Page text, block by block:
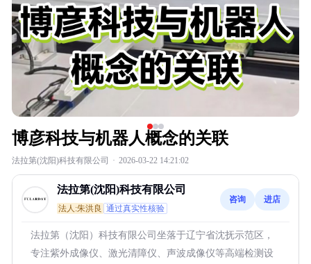
博彦科技与机器人概念的关联
法拉第(沈阳)科技有限公司 · 2026-03-22 14:21:02
法拉第(沈阳)科技有限公司
法人:朱洪良 通过真实性核验
咨询 进店
法拉第（沈阳）科技有限公司坐落于辽宁省沈抚示范区，
专注紫外成像仪、激光清障仪、声波成像仪等高端检测设